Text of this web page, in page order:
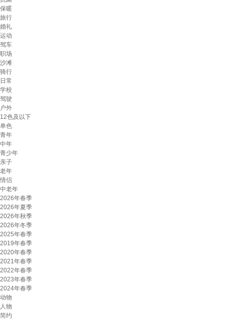
保暖
旅行
婚礼
运动
驾车
职场
沙滩
骑行
日常
学校
驾驶
户外
12色及以下
单色
青年
中年
青少年
亲子
老年
情侣
中老年
2026年春季
2026年夏季
2026年秋季
2026年冬季
2025年春季
2019年春季
2020年春季
2021年春季
2022年春季
2023年春季
2024年春季
动物
人物
简约